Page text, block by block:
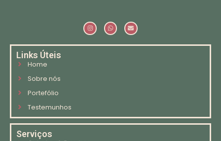
Links Úteis
Home
Sobre nós
Portefólio
Testemunhos
Serviços